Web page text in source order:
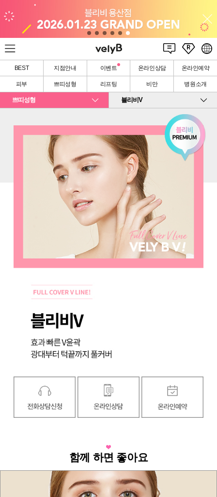
BEST 지점안내 이벤트 온라인상담 온라인예약
피부 쁘띠성형 리프팅 비만 병원소개
쁘띠성형 블리비V
함께 하면 좋아요